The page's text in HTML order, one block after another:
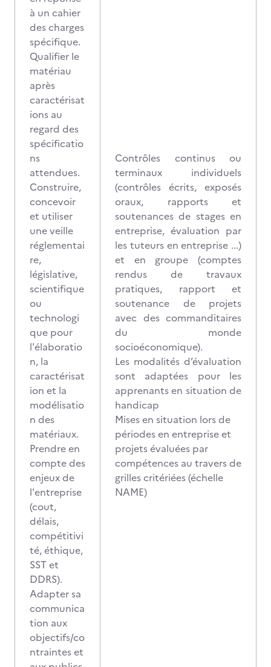
à un cahier
des charges
spécifique.
Qualifier le
matériau
après
caractérisat
ions au
regard des
spécificatio
ns
attendues.
Construire,
concevoir
et utiliser
une veille
réglementai
re,
législative,
scientifique
ou
technologi
que pour
l'élaboratio
n, la
caractérisat
ion et la
modélisatio
n des
matériaux.
Prendre en
compte des
enjeux de
l'entreprise
(cout,
délais,
compétitivi
té, éthique,
SST et
DDRS).
Adapter sa
communica
tion aux
objectifs/co
ntraintes et
Contrôles continus ou
terminaux individuels
(contrôles écrits, exposés
oraux, rapports et
soutenances de stages en
entreprise, évaluation par
les tuteurs en entreprise ...)
et en groupe (comptes
rendus de travaux
pratiques, rapport et
soutenance de projets
avec des commanditaires
du monde
socioéconomique).
Les modalités d’évaluation
sont adaptées pour les
apprenants en situation de
handicap
Mises en situation lors de
périodes en entreprise et
projets évaluées par
compétences au travers de
grilles critériées (échelle
NAME)